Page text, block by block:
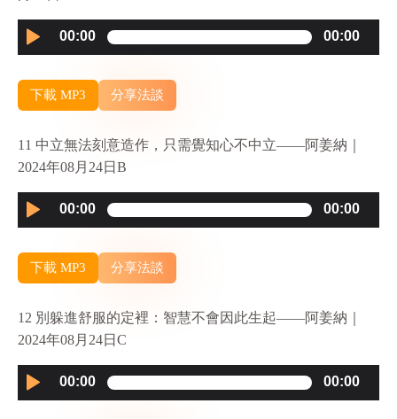
Audio
Player
00:00 00:00
下載 MP3 分享法談
11 中立無法刻意造作，只需覺知心不中立——阿姜納｜
2024年08月24日B
Audio
Player
00:00 00:00
下載 MP3 分享法談
12 別躲進舒服的定裡：智慧不會因此生起——阿姜納｜
2024年08月24日C
Audio
Player
00:00 00:00